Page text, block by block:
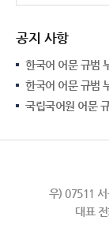
공지 사항
한국어 어문 규범
한국어 어문 규범
국립국어원 어문
우) 07511
대표